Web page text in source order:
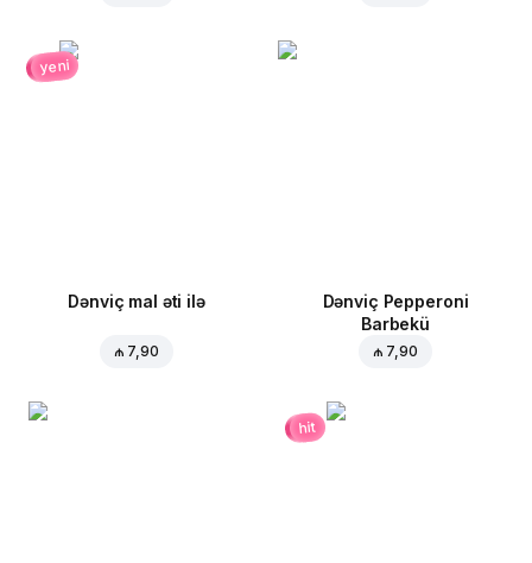
yeni
Dənviç mal əti ilə
₼ 7,90
Dənviç Pepperoni
Barbekü
₼ 7,90
hit